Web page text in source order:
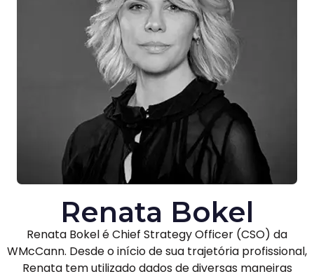
Renata Bokel
Renata Bokel é Chief Strategy Officer (CSO) da
WMcCann. Desde o início de sua trajetória profissional,
Renata tem utilizado dados de diversas maneiras